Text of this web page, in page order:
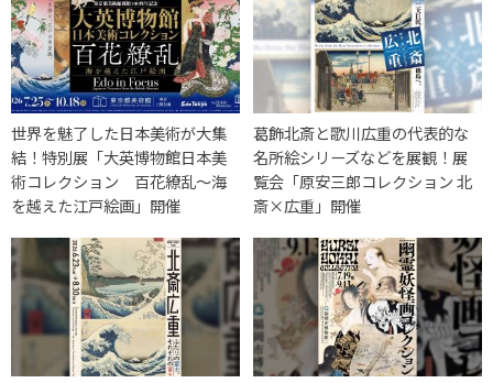
世界を魅了した日本美術が大集
結！特別展「大英博物館日本美
術コレクション 百花繚乱～海
を越えた江戸絵画」開催
葛飾北斎と歌川広重の代表的な
名所絵シリーズなどを展観！展
覧会「原安三郎コレクション 北
斎×広重」開催